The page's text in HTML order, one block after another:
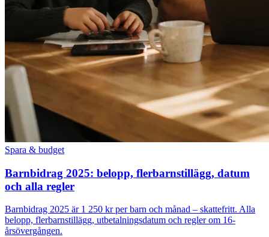
Spara & budget
Barnbidrag 2025: belopp, flerbarnstillägg, datum
och alla regler
Barnbidrag 2025 är 1 250 kr per barn och månad – skattefritt. Alla
belopp, flerbarnstillägg, utbetalningsdatum och regler om 16-
årsövergången.